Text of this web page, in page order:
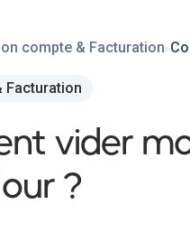
compte & Facturation▸
Facturation
vider
?